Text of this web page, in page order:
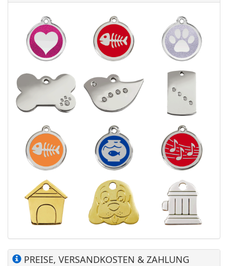
PREISE, VERSANDKOSTEN & ZAHLUNG